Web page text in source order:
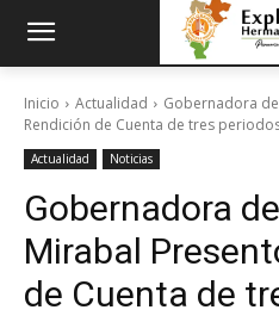
Inicio Actualidad
Gobernadora
Rendición de Cuenta de tres
Actualidad Noticias
Gobernadora
Mirabal
de Cuenta de